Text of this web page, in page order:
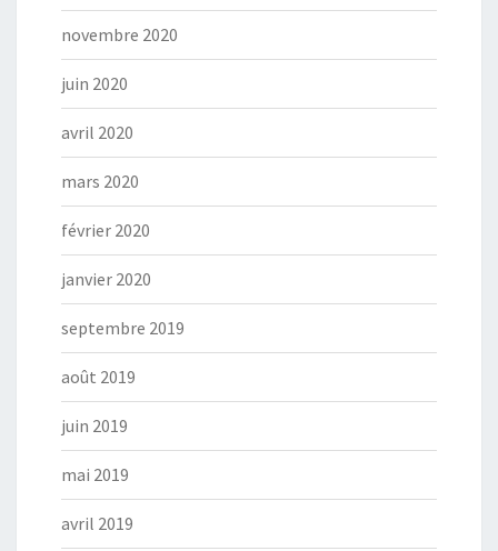
novembre 2020
juin 2020
avril 2020
mars 2020
février 2020
janvier 2020
septembre 2019
août 2019
juin 2019
mai 2019
avril 2019